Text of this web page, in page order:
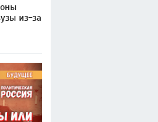
из-за